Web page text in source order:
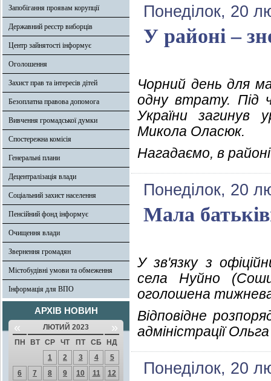
Запобігання проявам корупції
Державний реєстр виборців
Центр зайнятості інформує
Оголошення
Захист прав та інтересів дітей
Безоплатна правова допомога
Вивчення громадської думки
Спостережна комісія
Генеральні плани
Децентралізація влади
Соціальний захист населення
Пенсійний фонд інформує
Очищення влади
Звернення громадян
Містобудівні умови та обмеження
Інформація для ВПО
АРХІВ НОВИН
« ЛЮТИЙ 2023 »
ПН ВТ СР ЧТ ПТ СБ
НД
1
2 3 4
5
6
7 8 9 10 11
12
Понеділок, 20
У районі –
Чорний день для
одну втрату. Під
України загинув
Микола Оласюк.
Нагадаємо, в
Понеділок, 20
Мала
У зв'язку з
села Нуйно
оголошена
Відповідне
адміністрації
Понеділок, 20